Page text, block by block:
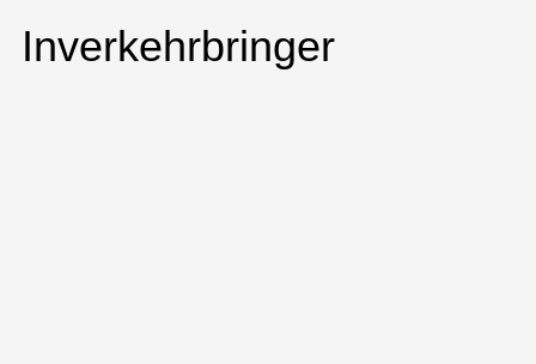
Inverkehrbringer